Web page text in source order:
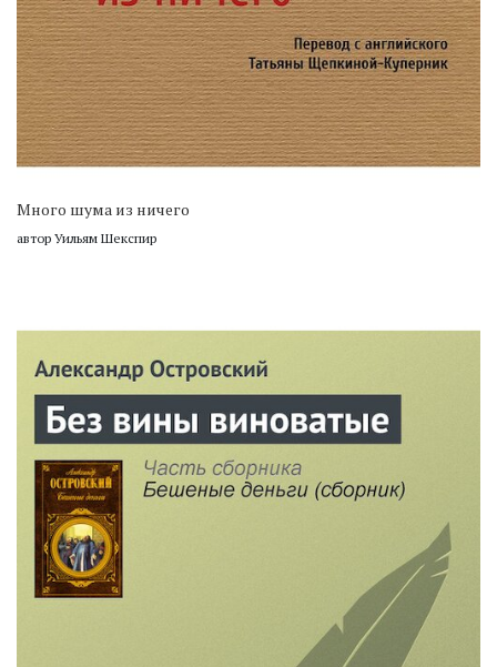
Много шума из ничего
автор Уильям Шекспир